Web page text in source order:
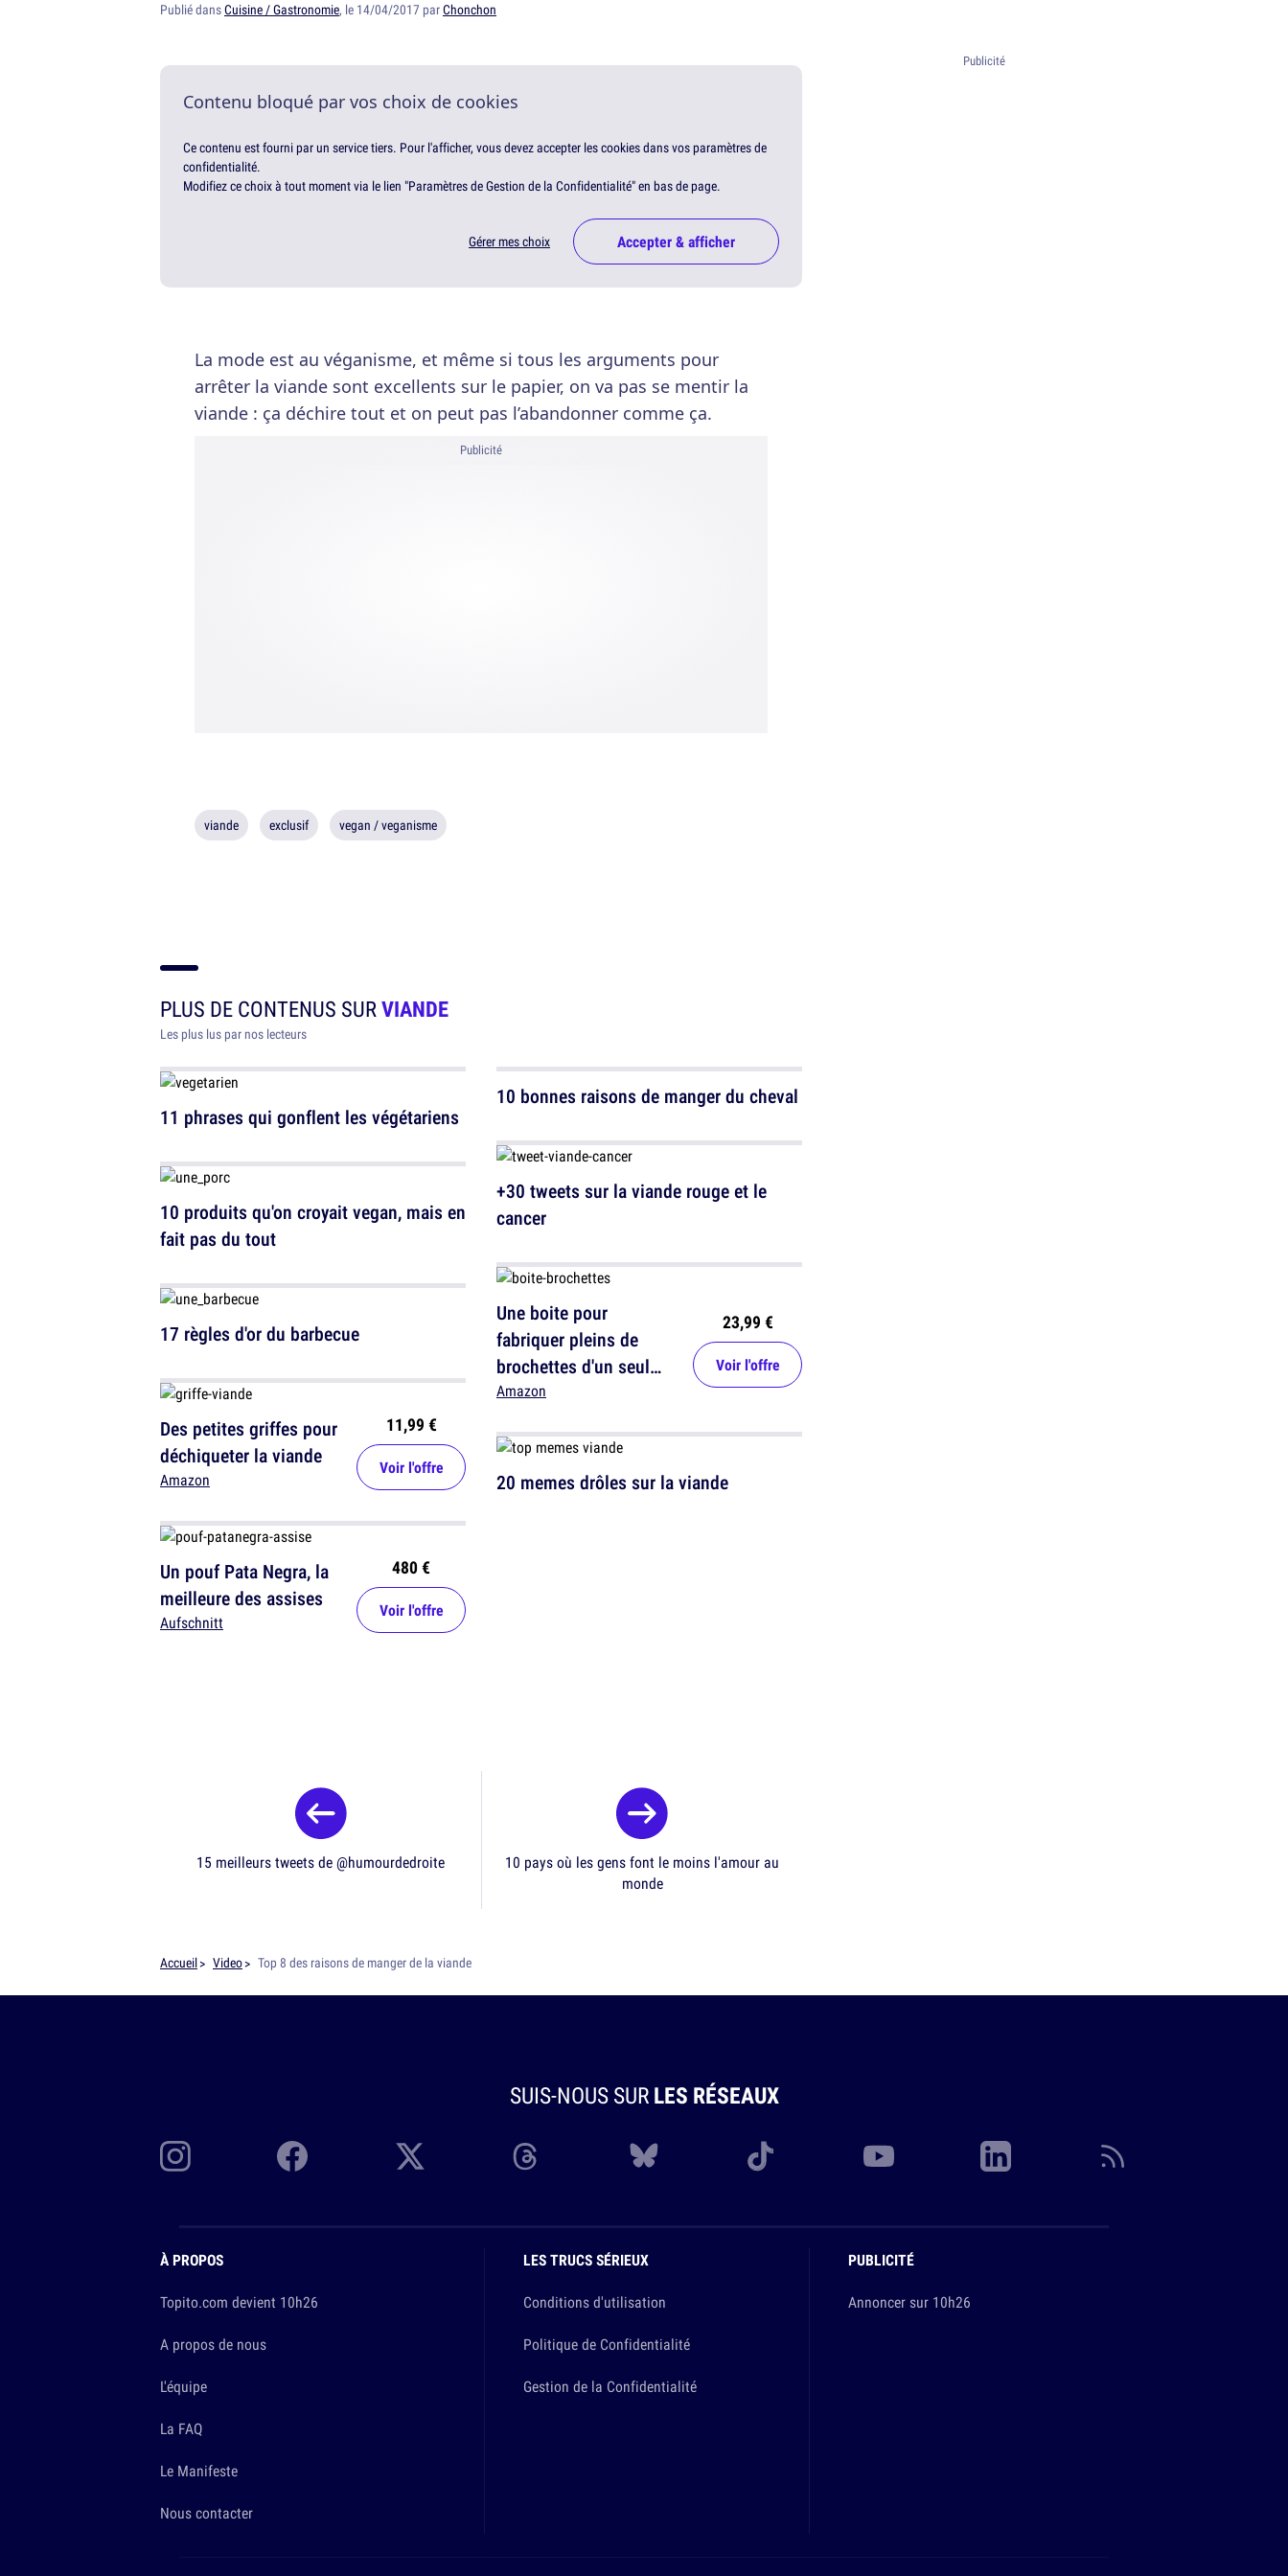
Publié dansCuisine / Gastronomie, le 14/04/2017 parChonchon
Contenu bloqué par vos choix de cookies
Ce contenu est fourni par un service tiers. Pour l'afficher, vous devez accepter les cookies dans vos paramètres de
confidentialité.
Modifiez ce choix à tout moment via le lien "Paramètres de Gestion de la Confidentialité" en bas de page.
Gérer mes choix Accepter & afficher
La mode est au véganisme, et même si tous les arguments pour
arrêter la viande sont excellents sur le papier, on va pas se mentir la
viande : ça déchire tout et on peut pas l’abandonner comme ça.
Publicité
viande exclusif vegan / veganisme
PLUS DE CONTENUS SURVIANDE
Les plus lus par nos lecteurs
11 phrases qui gonflent les végétariens
10 produits qu'on croyait vegan, mais en
fait pas du tout
17 règles d'or du barbecue
Des petites griffes pour
déchiqueter la viande
Amazon
11,99 €
Voir l'offre
Un pouf Pata Negra, la
meilleure des assises
Aufschnitt
480 €
Voir l'offre
10 bonnes raisons de manger du cheval
+30 tweets sur la viande rouge et le
cancer
Une boite pour
fabriquer pleins de
brochettes d'un seul
coup
Amazon
23,99 €
Voir l'offre
20 memes drôles sur la viande
15 meilleurs tweets de @humourdedroite
10 pays où les gens font le moins l'amour au
monde
Accueil Video Top 8 des raisons de manger de la viande
SUIS-NOUS SURLES RÉSEAUX
À PROPOS
Topito.com devient 10h26
A propos de nous
L'équipe
La FAQ
Le Manifeste
Nous contacter
LES TRUCS SÉRIEUX
Conditions d'utilisation
Politique de Confidentialité
Gestion de la Confidentialité
PUBLICITÉ
Annoncer sur 10h26